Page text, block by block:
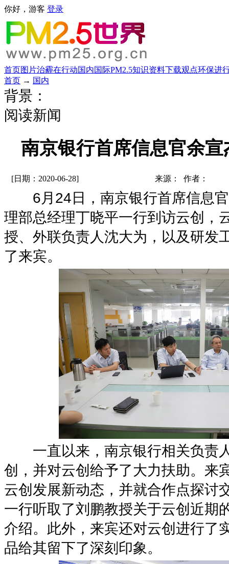
你好，游客 登录
首页图片治霾在行动国内国际PM2.5知识资料下载观点环保进
首页 → 国内
背景：
阅读新闻
南京银行首席信息官余
[日期：2020-06-28] 来源： 作者：
6月24日，南京银行首席信息官
理部总经理丁晓平一行到访云创，
授、外联负责人沈大为，以及研发
了来宾。
一直以来，南京银行相关负责
创，并对云创给予了大力扶助。来
云创发展新动态，并就合作点探讨
一行听取了刘鹏教授关于云创近期
介绍。此外，来宾还对云创进行了
品给其留下了深刻印象。